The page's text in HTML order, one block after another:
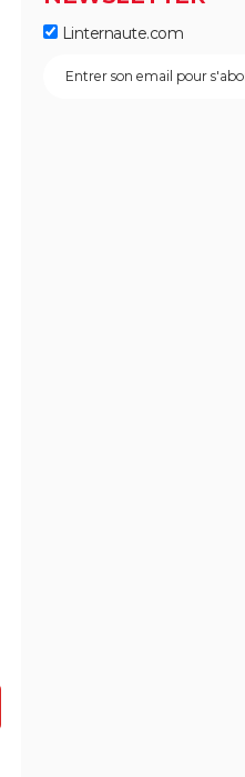
Linternaute.com